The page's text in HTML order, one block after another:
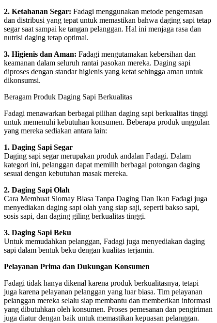
2. Ketahanan Segar: Fadagi menggunakan metode pengemasan
dan distribusi yang tepat untuk memastikan bahwa daging sapi tetap
segar saat sampai ke tangan pelanggan. Hal ini menjaga rasa dan
nutrisi daging tetap optimal.
3. Higienis dan Aman: Fadagi mengutamakan kebersihan dan
keamanan dalam seluruh rantai pasokan mereka. Daging sapi
diproses dengan standar higienis yang ketat sehingga aman untuk
dikonsumsi.
Beragam Produk Daging Sapi Berkualitas
Fadagi menawarkan berbagai pilihan daging sapi berkualitas tinggi
untuk memenuhi kebutuhan konsumen. Beberapa produk unggulan
yang mereka sediakan antara lain:
1. Daging Sapi Segar
Daging sapi segar merupakan produk andalan Fadagi. Dalam
kategori ini, pelanggan dapat memilih berbagai potongan daging
sesuai dengan kebutuhan masak mereka.
2. Daging Sapi Olah
Cara Membuat Siomay Biasa Tanpa Daging Dan Ikan Fadagi juga
menyediakan daging sapi olah yang siap saji, seperti bakso sapi,
sosis sapi, dan daging giling berkualitas tinggi.
3. Daging Sapi Beku
Untuk memudahkan pelanggan, Fadagi juga menyediakan daging
sapi dalam bentuk beku dengan kualitas terjamin.
Pelayanan Prima dan Dukungan Konsumen
Fadagi tidak hanya dikenal karena produk berkualitasnya, tetapi
juga karena pelayanan pelanggan yang luar biasa. Tim pelayanan
pelanggan mereka selalu siap membantu dan memberikan informasi
yang dibutuhkan oleh konsumen. Proses pemesanan dan pengiriman
juga diatur dengan baik untuk memastikan kepuasan pelanggan.